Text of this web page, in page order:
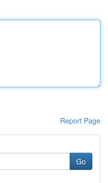
Report Page
Go